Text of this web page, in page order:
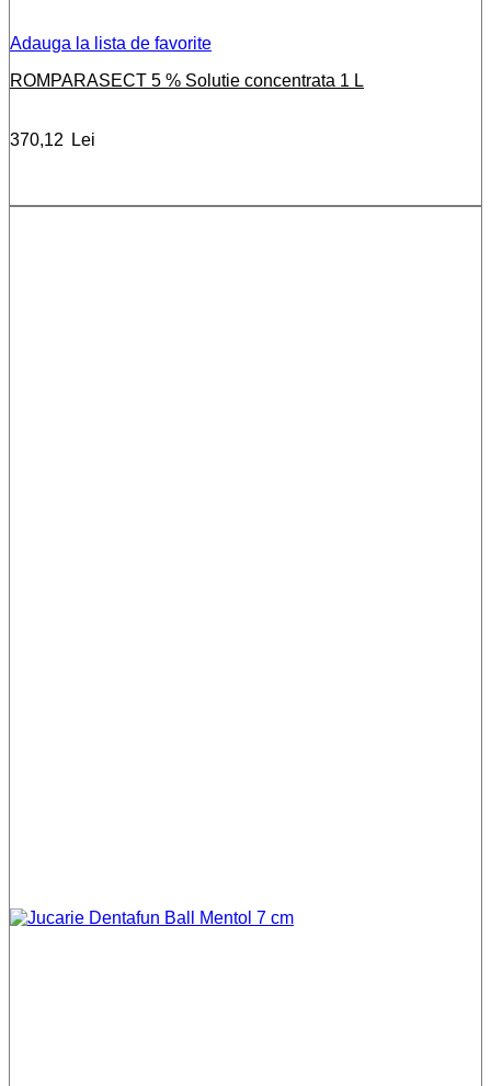
Adauga la lista de favorite
ROMPARASECT 5 % Solutie concentrata 1 L
370,12 Lei